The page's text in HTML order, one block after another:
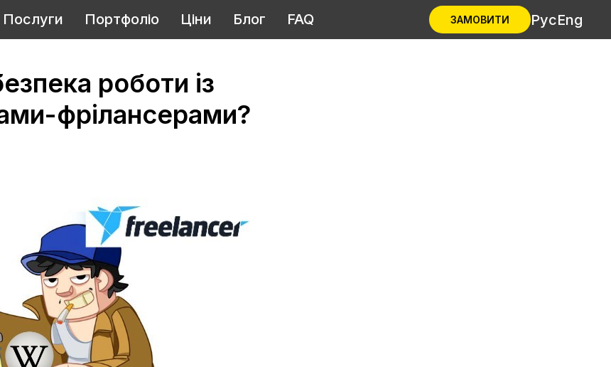
Послуги Портфоліо Ціни Блог FAQ ЗАМОВИТИ РусEng
роботи із
фрілансерами?